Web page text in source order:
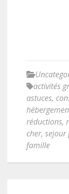
activités
astuces,
réductions,
cher, sejour
famille